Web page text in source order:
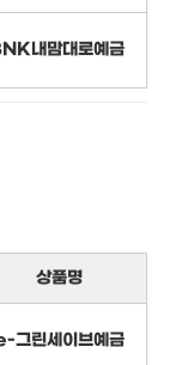
내맘대로예금
상품명
그린세이브예금